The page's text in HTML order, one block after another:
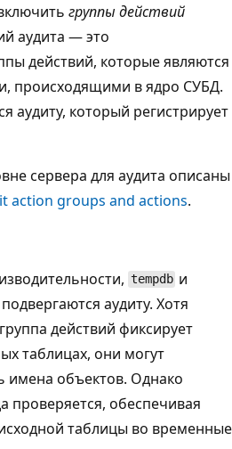
группы действий
аудита — это
действий, которые являются
происходящими в ядро СУБД.
аудиту, который регистрирует
сервера для аудита описаны
action groups and actions.
tempdb и
аудиту. Хотя
действий фиксирует
таблицах, они могут
имена объектов. Однако
проверяется, обеспечивая
таблицы во временные